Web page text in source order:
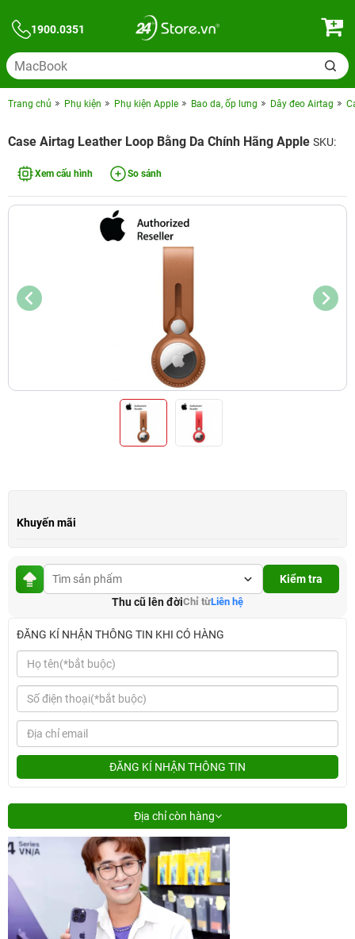
1900.0351
Trang chủ Phụ kiện Phụ kiện Apple Bao da, ốp lưng Dây đeo Airtag
Case Airtag Leather Loop Bằng Da Chính Hãng Apple SKU:
Xem cấu hình So sánh
Khuyến mãi
Kiểm tra
Thu cũ lên đờiChỉ từLiên hệ
ĐĂNG KÍ NHẬN THÔNG TIN KHI CÓ HÀNG
ĐĂNG KÍ NHẬN THÔNG TIN
Địa chỉ còn hàng